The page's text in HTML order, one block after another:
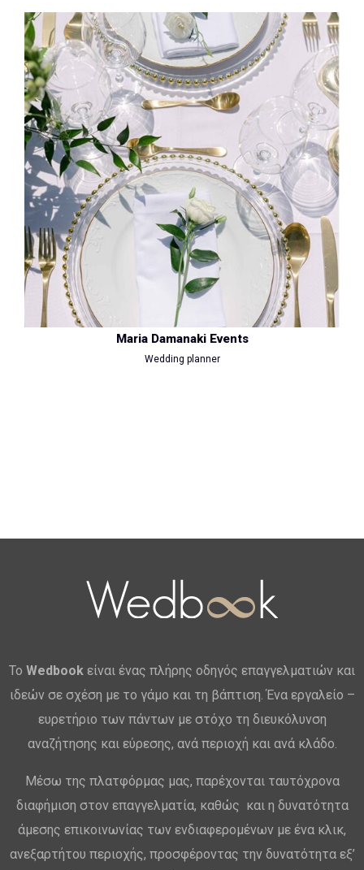
Maria Damanaki Events
Wedding planner
Το Wedbook είναι ένας πλήρης οδηγός επαγγελματιών και
ιδεών σε σχέση με το γάμο και τη βάπτιση. Ένα εργαλείο –
ευρετήριο των πάντων με στόχο τη διευκόλυνση
αναζήτησης και εύρεσης, ανά περιοχή και ανά κλάδο.
Μέσω της πλατφόρμας μας, παρέχονται ταυτόχρονα
διαφήμιση στον επαγγελματία, καθώς και η δυνατότητα
άμεσης επικοινωνίας των ενδιαφερομένων με ένα κλικ,
ανεξαρτήτου περιοχής, προσφέροντας την δυνατότητα εξ’